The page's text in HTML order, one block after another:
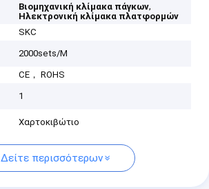
Βιομηχανική κλίμακα πάγκων,
Ηλεκτρονική κλίμακα πλατφορμών
SKC
2000sets/M
CE， ROHS
1
Χαρτοκιβώτιο
Δείτε περισσότερων